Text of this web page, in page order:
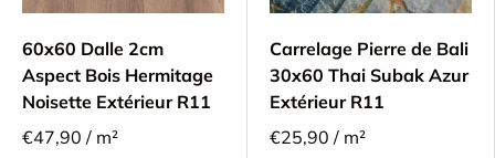
60x60 Dalle 2cm
Aspect Bois Hermitage
Noisette Extérieur R11
€47,90 / m²
Carrelage Pierre de Bali
30x60 Thai Subak Azur
Extérieur R11
€25,90 / m²